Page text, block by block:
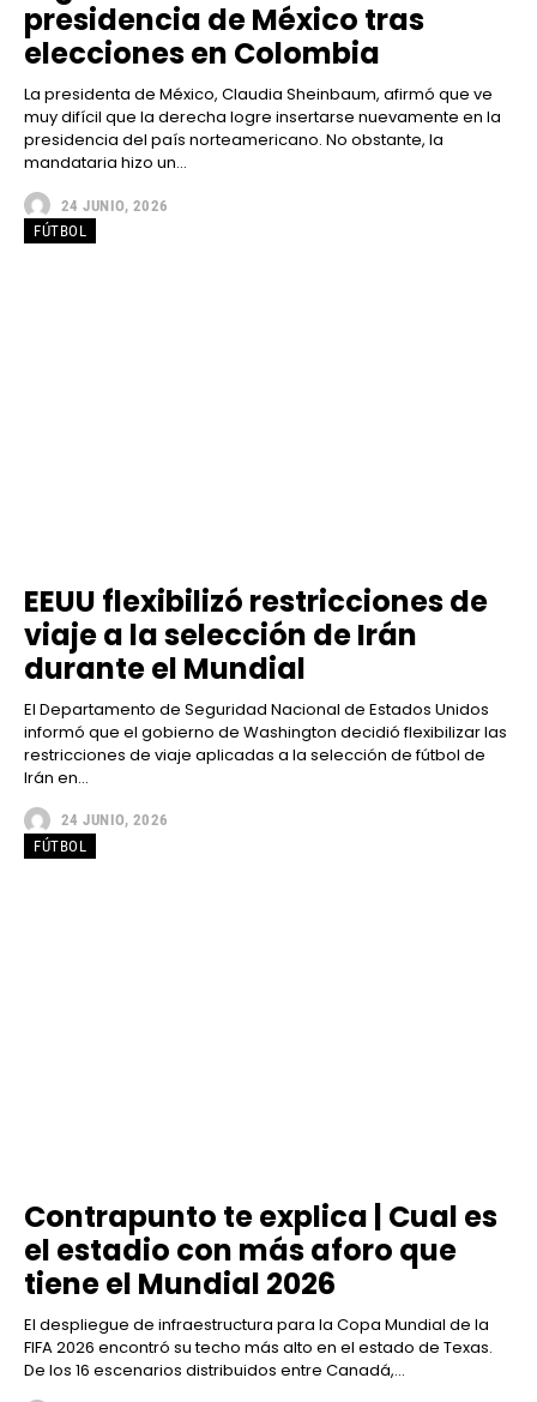
presidencia de México tras
elecciones en Colombia
La presidenta de México, Claudia Sheinbaum, afirmó que ve
muy difícil que la derecha logre insertarse nuevamente en la
presidencia del país norteamericano. No obstante, la
mandataria hizo un...
24 JUNIO, 2026
FÚTBOL
EEUU flexibilizó restricciones de
viaje a la selección de Irán
durante el Mundial
El Departamento de Seguridad Nacional de Estados Unidos
informó que el gobierno de Washington decidió flexibilizar las
restricciones de viaje aplicadas a la selección de fútbol de
Irán en...
24 JUNIO, 2026
FÚTBOL
Contrapunto te explica | Cual es
el estadio con más aforo que
tiene el Mundial 2026
El despliegue de infraestructura para la Copa Mundial de la
FIFA 2026 encontró su techo más alto en el estado de Texas.
De los 16 escenarios distribuidos entre Canadá,...